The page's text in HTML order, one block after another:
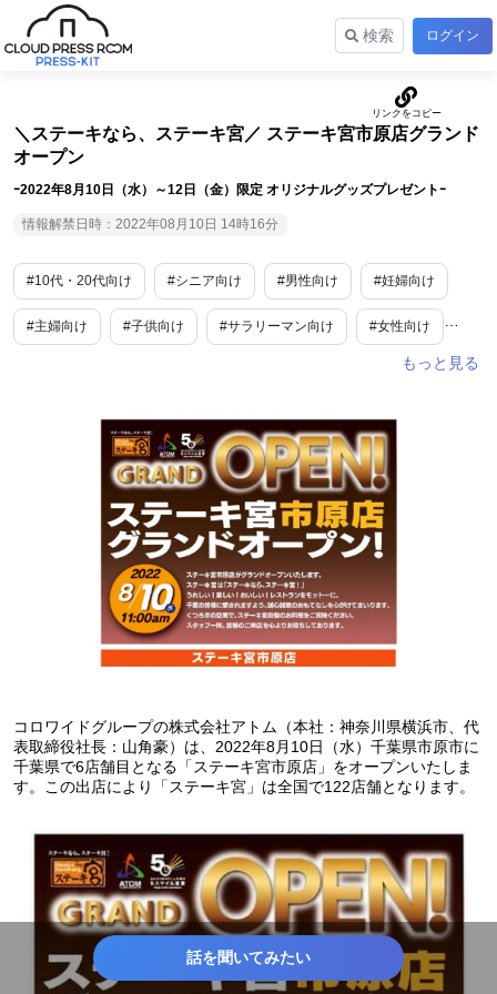
検索 ログイン
＼ステーキなら、ステーキ宮／ ステーキ宮市原店グランド
オープン
ｰ2022年8月10日（水）～12日（金）限定 オリジナルグッズプレゼントｰ
情報解禁日時：2022年08月10日 14時16分
#10代・20代向け #シニア向け #男性向け #妊婦向け
#主婦向け #子供向け #サラリーマン向け #女性向け
#最新
コロワイドグループの株式会社アトム（本社：神奈川県横浜市、代
表取締役社長：山角豪）は、2022年8月10日（水）千葉県市原市に
千葉県で6店舗目となる「ステーキ宮市原店」をオープンいたしま
す。この出店により「ステーキ宮」は全国で122店舗となります。
話を聞いてみたい